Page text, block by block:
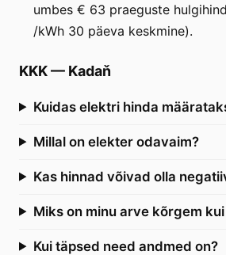
umbes € 63 praeguste
/kWh 30 päeva keskmine).
KKK— Kadaň
Kuidas elektri hinda
Millal on elekter odavaim?
Kas hinnad võivad olla
Miks on minu arve kõrgem
Kui täpsed need andmed on?